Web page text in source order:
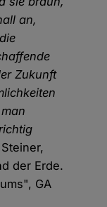
an,
Zukunft
der Erde.
GA